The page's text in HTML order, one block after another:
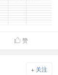
 赞
+ 关注